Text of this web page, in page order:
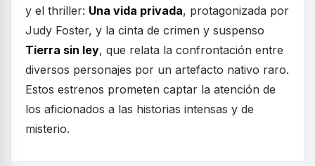
y el thriller: Una vida privada, protagonizada por
Judy Foster, y la cinta de crimen y suspenso
Tierra sin ley, que relata la confrontación entre
diversos personajes por un artefacto nativo raro.
Estos estrenos prometen captar la atención de
los aficionados a las historias intensas y de
misterio.